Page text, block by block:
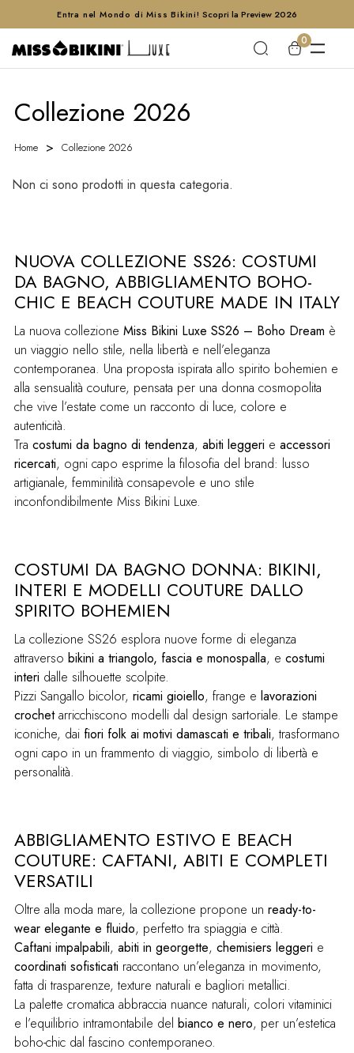
Entra nel Mondo di Miss Bikini! Scopri la Preview 2026
0
Collezione 2026
Home Collezione 2026
Non ci sono prodotti in questa categoria.
NUOVA COLLEZIONE SS26: COSTUMI
DA BAGNO, ABBIGLIAMENTO BOHO-
CHIC E BEACH COUTURE MADE IN ITALY
La nuova collezione Miss Bikini Luxe SS26 – Boho Dream è
un viaggio nello stile, nella libertà e nell’eleganza
contemporanea. Una proposta ispirata allo spirito bohemien e
alla sensualità couture, pensata per una donna cosmopolita
che vive l’estate come un racconto di luce, colore e
autenticità.
Tra costumi da bagno di tendenza, abiti leggeri e accessori
ricercati, ogni capo esprime la filosofia del brand: lusso
artigianale, femminilità consapevole e uno stile
inconfondibilmente Miss Bikini Luxe.
COSTUMI DA BAGNO DONNA: BIKINI,
INTERI E MODELLI COUTURE DALLO
SPIRITO BOHEMIEN
La collezione SS26 esplora nuove forme di eleganza
attraverso bikini a triangolo, fascia e monospalla, e costumi
interi dalle silhouette scolpite.
Pizzi Sangallo bicolor, ricami gioiello, frange e lavorazioni
crochetarricchiscono modelli dal design sartoriale. Le stampe
iconiche, dai fiori folk ai motivi damascati e tribali, trasformano
ogni capo in un frammento di viaggio, simbolo di libertà e
personalità.
ABBIGLIAMENTO ESTIVO E BEACH
COUTURE: CAFTANI, ABITI E COMPLETI
VERSATILI
Oltre alla moda mare, la collezione propone un ready-to-
wear elegante e fluido, perfetto tra spiaggia e città.
Caftani impalpabili, abiti in georgette, chemisiers leggeri e
coordinati sofisticati raccontano un’eleganza in movimento,
fatta di trasparenze, texture naturali e bagliori metallici.
La palette cromatica abbraccia nuance naturali, colori vitaminici
e l’equilibrio intramontabile del bianco e nero, per un’estetica
boho-chic dal fascino contemporaneo.